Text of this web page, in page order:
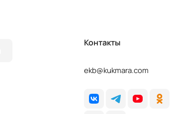
Контакты
ekb@kukmara.com